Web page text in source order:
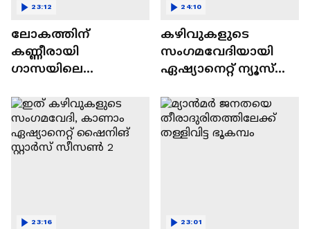
ലോകത്തിന്
കണ്ണീരായി
ഗാസയിലെ
കുഞ്ഞുങ്ങൾ
23:12
കഴിവുകളുടെ
സംഗമവേദിയായി
ഏഷ്യാനെറ്റ് ന്യൂസ്
സീസൺ 2
24:10
23:16 23:01